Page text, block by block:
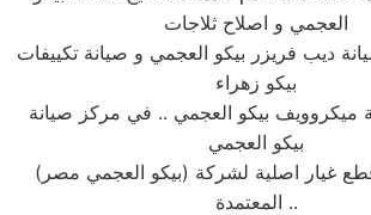
العجمي و اصلاح ثلاجات
بيكو زهراء
بيكو العجمي
المعتمدة ..